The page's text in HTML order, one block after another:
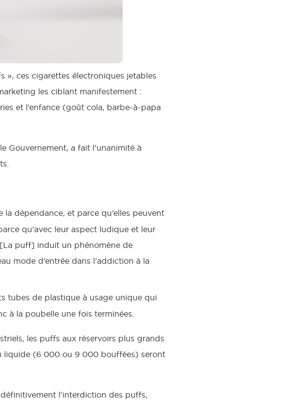
», ces cigarettes électroniques jetables
les ciblant manifestement :
et l’enfance (goût cola, barbe-à-papa
Gouvernement, a fait l’unanimité à
dépendance, et parce qu’elles peuvent
qu’avec leur aspect ludique et leur
puff] induit un phénomène de
mode d’entrée dans l’addiction à la
tubes de plastique à usage unique qui
à la poubelle une fois terminées.
les puffs aux réservoirs plus grands
liquide (6 000 ou 9 000 bouffées) seront
l’interdiction des puffs,